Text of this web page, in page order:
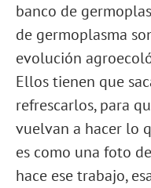
banco de
de germoplasma
evolución
Ellos tienen que
refrescarlos, para
vuelvan a hacer lo
es como una foto
hace ese trabajo,